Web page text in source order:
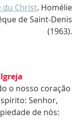
du Christ. Homélie
de Saint-Denis
(1963).
o nosso coração
Senhor,
de nós: